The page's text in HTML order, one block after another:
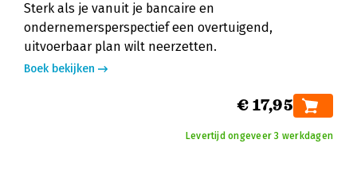
Sterk als je vanuit je bancaire en
ondernemersperspectief een overtuigend,
uitvoerbaar plan wilt neerzetten.
Boek bekijken
€ 17,95
Levertijd ongeveer 3 werkdagen